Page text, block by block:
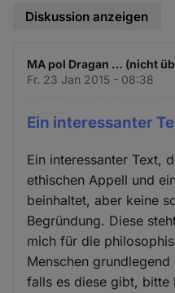
Diskussion anzeigen
MA pol Dragan … (nicht
Fr. 23 Jan 2015 - 08:38
Ein interessanter
Ein interessanter Text,
ethischen Appell und
beinhaltet, aber keine
Begründung. Diese
mich für die
Menschen
falls es diese gibt, bitte